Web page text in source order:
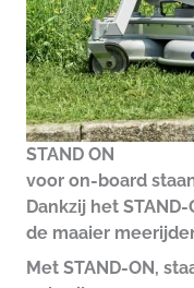
STAND ON
voor on-board
Dankzij het
de maaier
Met STAND-ON,